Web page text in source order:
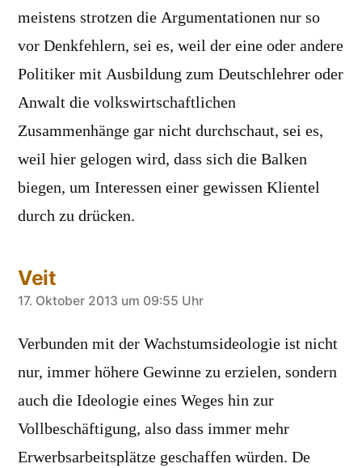
meistens strotzen die Argumentationen nur so
vor Denkfehlern, sei es, weil der eine oder andere
Politiker mit Ausbildung zum Deutschlehrer oder
Anwalt die volkswirtschaftlichen
Zusammenhänge gar nicht durchschaut, sei es,
weil hier gelogen wird, dass sich die Balken
biegen, um Interessen einer gewissen Klientel
durch zu drücken.
Veit
sagt:
17. Oktober 2013 um 09:55 Uhr
Verbunden mit der Wachstumsideologie ist nicht
nur, immer höhere Gewinne zu erzielen, sondern
auch die Ideologie eines Weges hin zur
Vollbeschäftigung, also dass immer mehr
Erwerbsarbeitsplätze geschaffen würden. De